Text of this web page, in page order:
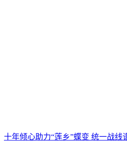
十年倾心助力“莲乡”蝶变 统一战线